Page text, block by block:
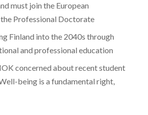
must join the European
Professional Doctorate
Finland into the 2040s through
and professional education
concerned about recent student
being is a fundamental right,